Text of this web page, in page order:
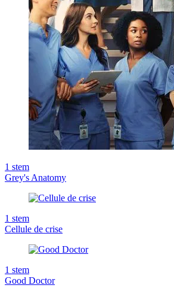
1 stem
Grey's Anatomy
1 stem
Cellule de crise
1 stem
Good Doctor